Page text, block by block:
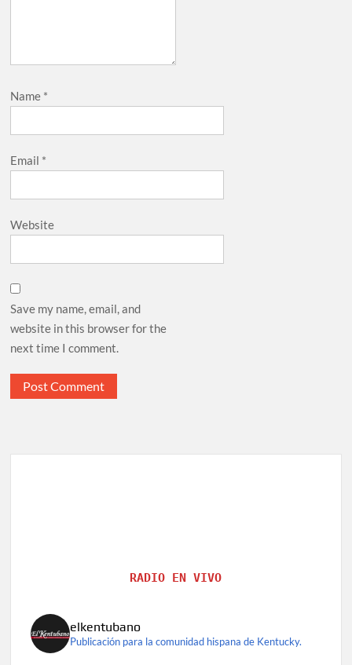
Name *
Email *
Website
Save my name, email, and
website in this browser for the
next time I comment.
RADIO EN VIVO
elkentubano
Publicación para la comunidad hispana de Kentucky.